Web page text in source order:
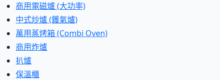
商用電磁爐 (大功率)
中式炒爐 (鑊氣爐)
萬用蒸烤箱 (Combi Oven)
商用炸爐
扒爐
保溫櫃